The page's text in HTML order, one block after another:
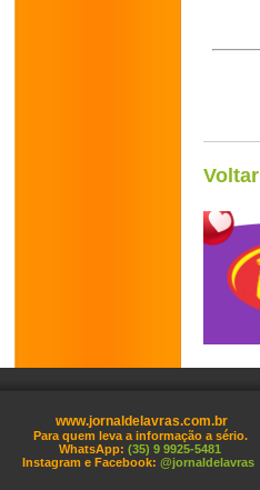
Voltar
www.jornaldelavras.com.br
Para quem leva a informação a sério.
WhatsApp: (35) 9 9925-5481
Instagram e Facebook: @jornaldelavras